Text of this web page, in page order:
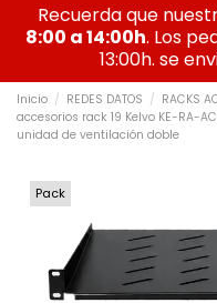
Recuerda que
8:00 a 14:00h. Los
13:00h. se
Inicio REDES DATOS RACKS
accesorios rack 19 Kelvo KE-RA-
unidad de ventilación doble
Pack